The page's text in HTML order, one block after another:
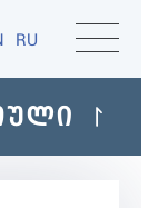
RU